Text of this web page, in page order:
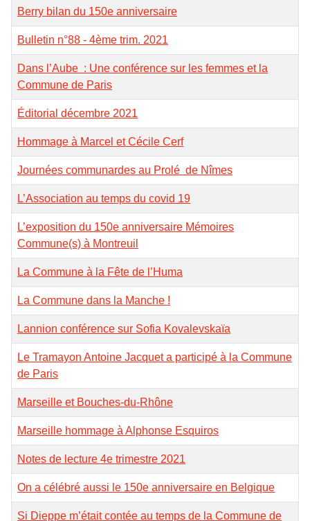
Berry bilan du 150e anniversaire
Bulletin n°88 - 4ème trim. 2021
Dans l’Aube : Une conférence sur les femmes et la
Commune de Paris
Éditorial décembre 2021
Hommage à Marcel et Cécile Cerf
Journées communardes au Prolé de Nîmes
L’Association au temps du covid 19
L’exposition du 150e anniversaire Mémoires
Commune(s) à Montreuil
La Commune à la Fête de l’Huma
La Commune dans la Manche !
Lannion conférence sur Sofia Kovalevskaïa
Le Tramayon Antoine Jacquet a participé à la Commune
de Paris
Marseille et Bouches-du-Rhône
Marseille hommage à Alphonse Esquiros
Notes de lecture 4e trimestre 2021
On a célébré aussi le 150e anniversaire en Belgique
Si Dieppe m’était contée au temps de la Commune de